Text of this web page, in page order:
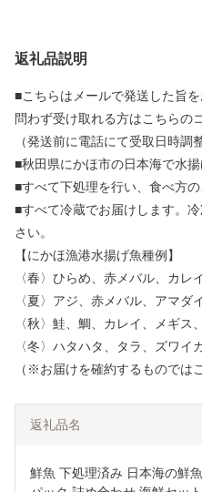
返礼品説明
■こちらはメールで発送した旨
問わず受け取れる方はこちらの
（発送前に電話にて受取日時調
■秋田県にかほ市の日本海で水
■すべて下処理を行い、食べ方の
■すべて冷蔵でお届けします。
さい。
【にかほ漁港水揚げ魚種例】
〈春〉ひらめ、赤メバル、カレ
〈夏〉アジ、赤メバル、アマダ
〈秋〉鮭、鯛、カレイ、メギス
〈冬〉ハタハタ、タラ、ズワイ
（※お届けを確約するものでは
返礼品名
鮮魚 下処理済み 日本海の鮮